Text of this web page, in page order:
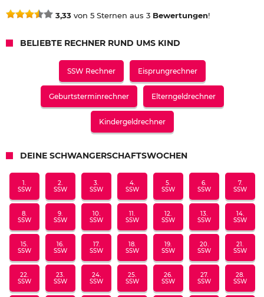
3,33 von 5 Sternen aus 3 Bewertungen!
BELIEBTE RECHNER RUND UMS KIND
SSW Rechner Eisprungrechner
Geburtsterminrechner Elterngeldrechner
Kindergeldrechner
DEINE SCHWANGERSCHAFTSWOCHEN
1.
SSW
2.
SSW
3.
SSW
4.
SSW
5.
SSW
6.
SSW
7.
SSW
8.
SSW
9.
SSW
10.
SSW
11.
SSW
12.
SSW
13.
SSW
14.
SSW
15.
SSW
16.
SSW
17.
SSW
18.
SSW
19.
SSW
20.
SSW
21.
SSW
22.
SSW
23.
SSW
24.
SSW
25.
SSW
26.
SSW
27.
SSW
28.
SSW